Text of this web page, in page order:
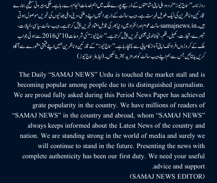
روزنامہ ’’سماج نیوز‘‘ اُردو دہلی اپنی اشاعتوں کے ذریعے پورے ملک میں اہم خدمات انجام دے رہا ہے۔ ملکی وبیرونی سطح پر ہمارے
قارئین وناظرین کی ایک طویل فہرست ہے۔ ویب سائٹ کے ذریعہ انہیں اپنے وطنی، دینی وملی بھائیوں کی خبریں موصول ہوتی
ہیں۔samajnews.inسائٹ عوام اور انفراد میں دنیا بھر کی قابل اعتماد خبریں پیش کرتا ہے۔ ویب سائٹ سیاسی، خیالات،
تبصرے، تجارت، کھیل، فلم، ٹیکنالوجی جیسی خبریں پیش کرتا ہے۔ ’’سماج نیوز‘‘ کی شروعات 10مئی 2016 سے ہوئی جو اب
ملک کے کروڑوں افراد تک اپنی آواز کامیابی سے پہنچا رہا ہے۔ ’’سماج نیوز‘‘ کے قارئین وناظرین ہمیں اپنے قیمتی مشورے سے آگاہ
کریں یا بتائیں جس سے ہم اپنے ویب سائٹ کو اور مزید بہتر بناسکیں۔ (ایڈیٹر سماج نیوز)
The Daily “SAMAJ NEWS” Urdu is touched the market stall and is
becoming popular among people due to its distinguished journalism.
We are proud fully asked during this Period News Paper has achieved
grate popularity in the country. We have millions of readers of
“SAMAJ NEWS” in the country and abroad, whom “SAMAJ NEWS”
always keeps informed about the Latest News of the country and
nation. We are standing strong in the world of media and surely we
will continue to stand in the future. Presenting the news with
complete authenticity has been our first duty. We need your useful
advice and support.
(SAMAJ NEWS EDITOR)